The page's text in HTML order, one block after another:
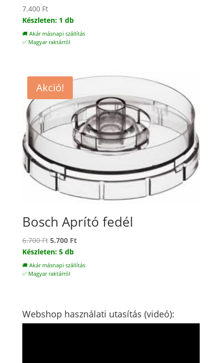
7.400 Ft
Készleten: 1 db
🚚 Akár másnapi szállítás
✅ Magyar raktárról
Akció!
Bosch Aprító fedél
6.700Ft Original
price
was:
6.700 Ft.
5.700 FtCurrent
is:
Készleten: 5 db
🚚 Akár másnapi szállítás
✅ Magyar raktárról
Webshop használati utasítás (videó):